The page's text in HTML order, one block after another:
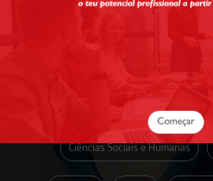
Ciências Ciências
Ciências Sociais e Humanas